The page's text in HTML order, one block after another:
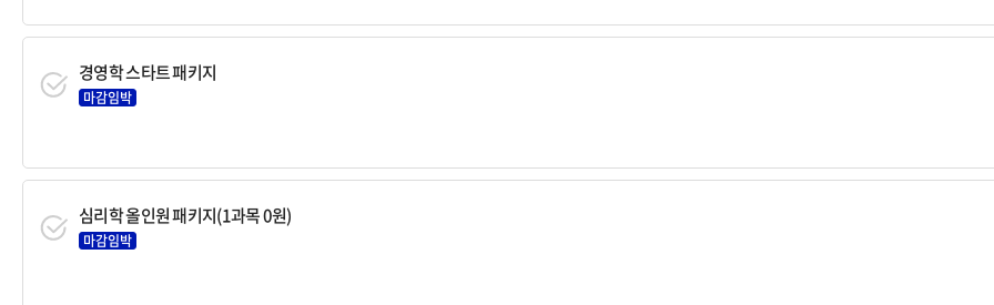
경영학 스타트 패키지
마감임박
심리학 올인원 패키지(1과목 0원)
마감임박